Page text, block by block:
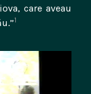
care aveau
1